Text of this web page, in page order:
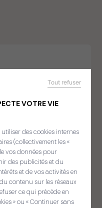
VOTRE VIE
des cookies internes
(collectivement les «
vos données pour
des publicités et du
et de vos activités en
contenu sur les réseaux
ce qui précède en
» ou « Continuer sans
Tout refuser